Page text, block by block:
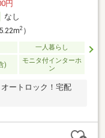
円
なし
2）
一人暮らし
)
モニタ付インターホ
ン
ートロック！宅配